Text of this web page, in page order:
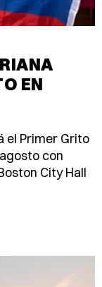
EN
el Primer Grito
con
City Hall